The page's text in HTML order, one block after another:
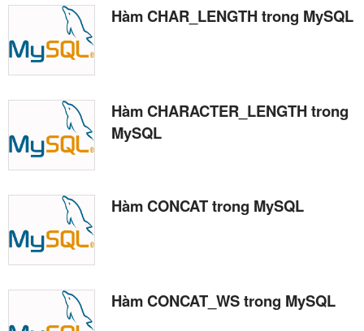
Hàm CHAR_LENGTH trong MySQL
Hàm CHARACTER_LENGTH trong
MySQL
Hàm CONCAT trong MySQL
Hàm CONCAT_WS trong MySQL